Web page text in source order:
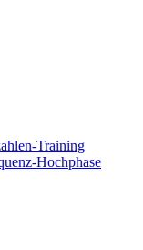
Training
Hochphase